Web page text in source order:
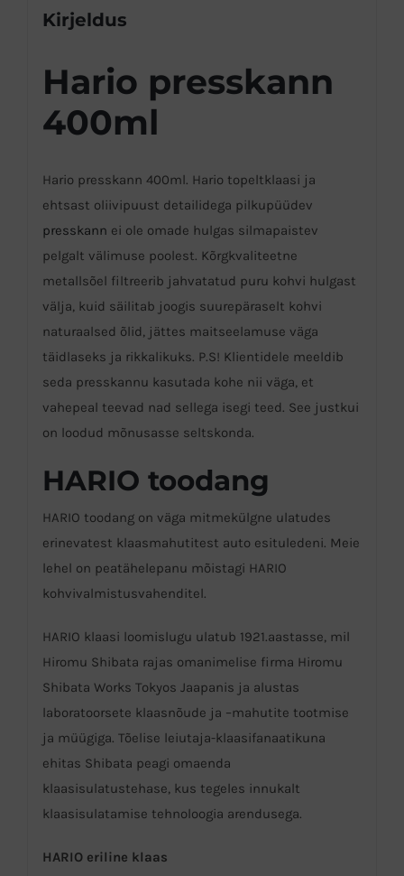
Kirjeldus
Hario presskann
400ml
Hario presskann 400ml. Hario topeltklaasi ja
ehtsast oliivipuust detailidega pilkupüüdev
presskann ei ole omade hulgas silmapaistev
pelgalt välimuse poolest. Kõrgkvaliteetne
metallsõel filtreerib jahvatatud puru kohvi hulgast
välja, kuid säilitab joogis suurepäraselt kohvi
naturaalsed õlid, jättes maitseelamuse väga
täidlaseks ja rikkalikuks. P.S! Klientidele meeldib
seda presskannu kasutada kohe nii väga, et
vahepeal teevad nad sellega isegi teed. See justkui
on loodud mõnusasse seltskonda.
HARIO toodang
HARIO toodang on väga mitmekülgne ulatudes
erinevatest klaasmahutitest auto esituledeni. Meie
lehel on peatähelepanu mõistagi HARIO
kohvivalmistusvahenditel.
HARIO klaasi loomislugu ulatub 1921.aastasse, mil
Hiromu Shibata rajas omanimelise firma Hiromu
Shibata Works Tokyos Jaapanis ja alustas
laboratoorsete klaasnõude ja –mahutite tootmise
ja müügiga. Tõelise leiutaja-klaasifanaatikuna
ehitas Shibata peagi omaenda
klaasisulatustehase, kus tegeles innukalt
klaasisulatamise tehnoloogia arendusega.
HARIO eriline klaas